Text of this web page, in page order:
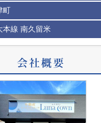
町
本線 南久留米